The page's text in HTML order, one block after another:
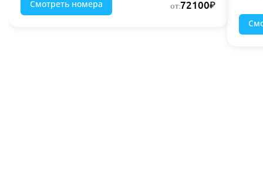
Смотреть номера от:72100